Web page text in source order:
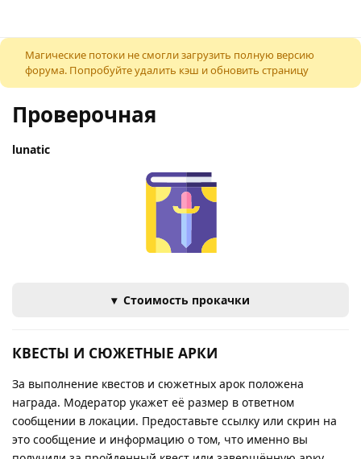
К содержимому
Магические потоки не смогли загрузить полную версию
форума. Попробуйте удалить кэш и обновить страницу
Проверочная
lunatic
Стоимость прокачки
КВЕСТЫ И СЮЖЕТНЫЕ АРКИ
За выполнение квестов и сюжетных арок положена
награда. Модератор укажет её размер в ответном
сообщении в локации. Предоставьте ссылку или скрин на
это сообщение и информацию о том, что именно вы